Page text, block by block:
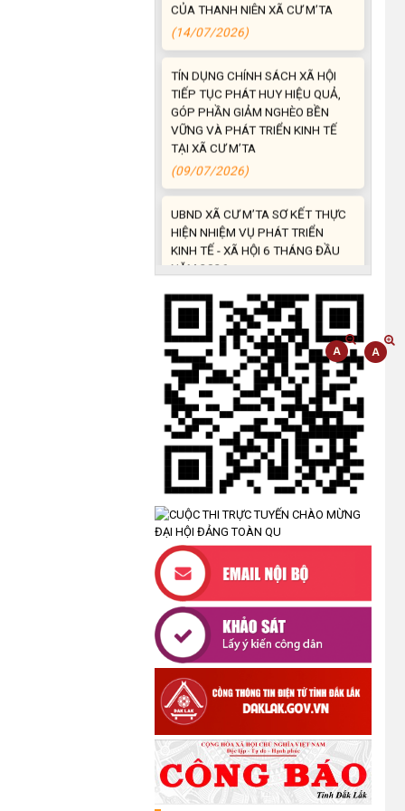
(14/07/2026)
TÍN DỤNG CHÍNH SÁCH XÃ HỘI
TIẾP TỤC PHÁT HUY HIỆU QUẢ,
GÓP PHẦN GIẢM NGHÈO BỀN
VỮNG VÀ PHÁT TRIỂN KINH TẾ
TẠI XÃ CƯ M’TA
(09/07/2026)
UBND XÃ CƯ M’TA SƠ KẾT THỰC
HIỆN NHIỆM VỤ PHÁT TRIỂN
KINH TẾ - XÃ HỘI 6 THÁNG ĐẦU
NĂM 2026
(08/07/2026)
CƯ M’TA CHỦ ĐỘNG PHÒNG,
CHỐNG NGẬP ÚNG, BẢO VỆ
CÔNG TRÌNH THỦY LỢI TRONG
MÙA MƯA BÃO
(07/07/2026)
XÃ CƯ M’TA PHÁT ĐỘNG NGÀY
AN NINH MẠNG VIỆT NAM NĂM
(07/08/2026)
LỄ VIẾNG NGHĨA TRANG LIỆT SĨ
PHỤC VỤ CÔNG TÁC XÁC ĐỊNH
DANH TÍNH HÀI CỐT LIỆT SĨ
(05/08/2026)
UBND XÃ CƯ M’TA CÔNG KHAI
DANH MỤC THỦ TỤC HÀNH
CHÍNH THỰC HIỆN MỘT PHẦN
(30/07/2026)
CÔNG KHAI DANH MỤC THỦ TỤC
HÀNH CHÍNH THỰC HIỆN TOÀN
TRÌNH THUỘC THẨM QUYỀN GIẢI
QUYẾT CỦA UBND XÃ CƯ M’TA